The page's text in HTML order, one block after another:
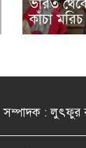
ভারত
কাঁচা মরিচ
সম্পাদক : লুৎফুর